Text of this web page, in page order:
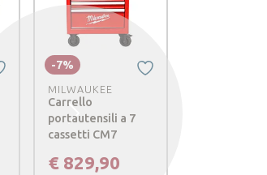
MILWAUKEE
Carrello
portautensili a 7
cassetti CM7
€ 829,90
-7%
Successivo